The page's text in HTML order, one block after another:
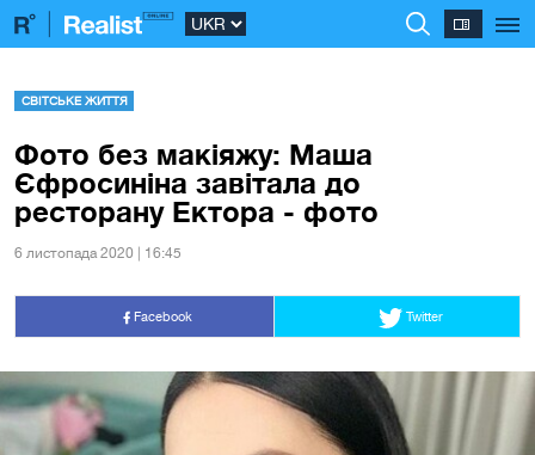
СВІТСЬКЕ ЖИТТЯ
Фото без макіяжу: Маша
Єфросиніна завітала до
ресторану Ектора - фото
6 листопада 2020 | 16:45
Facebook Twitter